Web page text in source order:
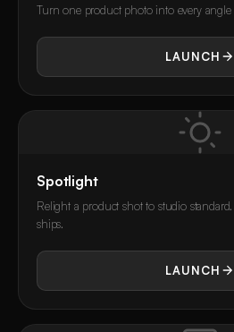
Turn one product photo into every
LAUNCH
Spotlight
Relight a product shot to studio
ships.
LAUNCH